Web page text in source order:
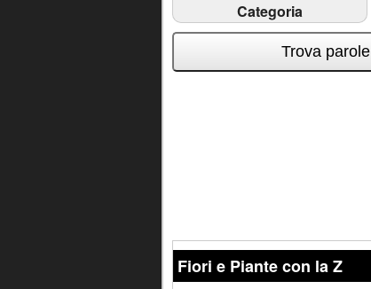
Categoria
Trova parole
Fiori e Piante con la Z